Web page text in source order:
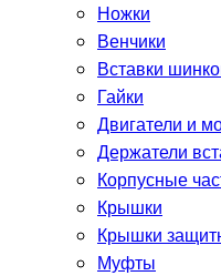
Ножки
Венчики
Вставки
Гайки
Двигатели и
Держатели
Корпусные
Крышки
Крышки
Муфты